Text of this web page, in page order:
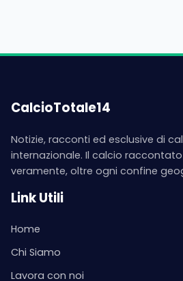
CalcioTotale14
Notizie, racconti ed esclusive di
internazionale. Il calcio
veramente, oltre ogni confine
Link Utili
Home
Chi Siamo
Lavora con noi